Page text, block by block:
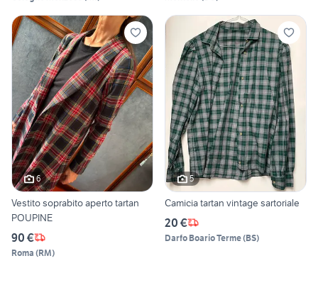
6
Vestito soprabito aperto tartan
POUPINE
90 €
Roma (RM)
5
Camicia tartan vintage sartoriale
20 €
Darfo Boario Terme(BS)